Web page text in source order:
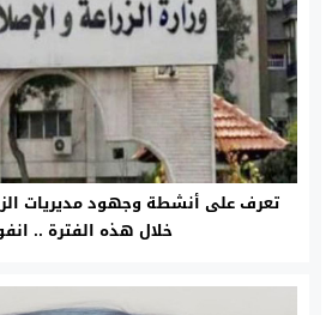
تعرف على أنشطة وجهود مديريات
خلال هذه الفترة ..